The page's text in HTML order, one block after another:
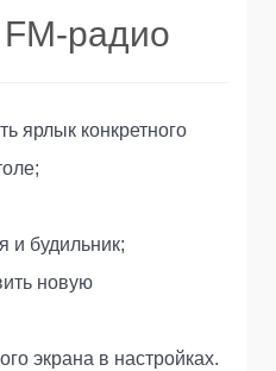
радио
ярлык конкретного
и будильник;
новую
экрана в настройках.